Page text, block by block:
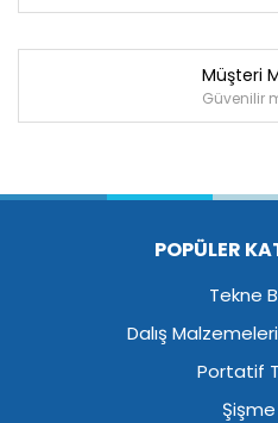
Müşteri
Güvenilir
POPÜLER
Tekne
Dalış
Portatif